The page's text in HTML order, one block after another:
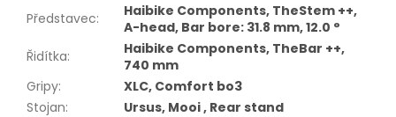
Představec:
Haibike Components, TheStem ++,
A-head, Bar bore: 31.8 mm, 12.0 °
Řidítka:
Haibike Components, TheBar ++,
740 mm
Gripy:
XLC, Comfort bo3
Stojan: Ursus, Mooi , Rear stand